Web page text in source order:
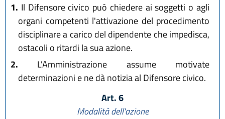
1. Il Difensore civico può chiedere ai soggetti o agli
organi competenti l'attivazione del procedimento
disciplinare a carico del dipendente che impedisca,
ostacoli o ritardi la sua azione.
2. L'Amministrazione assume motivate
determinazioni e ne dà notizia al Difensore civico.
Art. 6
Modalità dell'azione